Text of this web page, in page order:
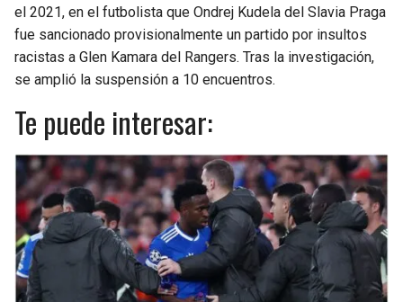
el 2021, en el futbolista que Ondrej Kudela del Slavia Praga
fue sancionado provisionalmente un partido por insultos
racistas a Glen Kamara del Rangers. Tras la investigación,
se amplió la suspensión a 10 encuentros.
Te puede interesar: